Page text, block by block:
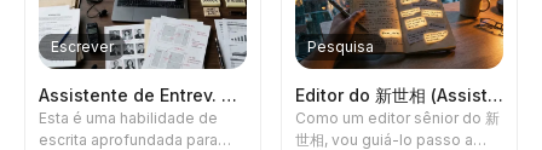
com o dilema de escolher
tópicos por intuição.
avaliação de popularidade e
análise de viabilidade,
levando você de 'não sei o
tópicos que não sei qual
escolher'.
Escrever
Assistente de Entrev. e Perfis
Esta é uma habilidade de
escrita aprofundada para
Pesquisa
Editor do 新世相 (Assistente)
Como um editor sênior do 新
世相, vou guiá-lo passo a